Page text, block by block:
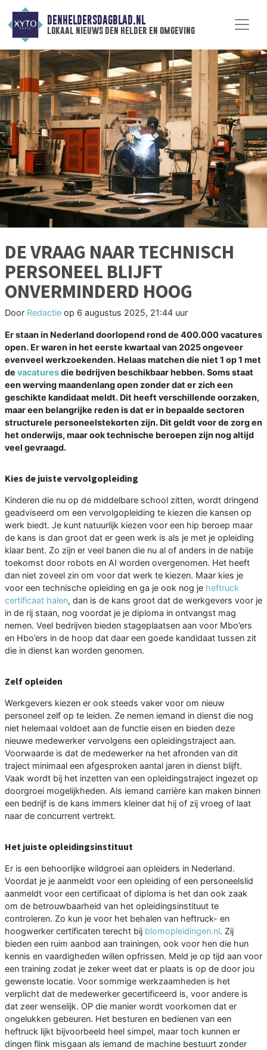
DENHELDERSDAGBLAD.NL
lokaal nieuws den helder en omgeving
DE VRAAG NAAR TECHNISCH
PERSONEEL BLIJFT
ONVERMINDERD HOOG
Door Redactie op 6 augustus 2025, 21:44 uur
Er staan in Nederland doorlopend rond de 400.000 vacatures
open. Er waren in het eerste kwartaal van 2025 ongeveer
evenveel werkzoekenden. Helaas matchen die niet 1 op 1 met
de vacaturesdie bedrijven beschikbaar hebben. Soms staat
een werving maandenlang open zonder dat er zich een
geschikte kandidaat meldt. Dit heeft verschillende oorzaken,
maar een belangrijke reden is dat er in bepaalde sectoren
structurele personeelstekorten zijn. Dit geldt voor de zorg en
het onderwijs, maar ook technische beroepen zijn nog altijd
veel gevraagd.
Kies de juiste vervolgopleiding
Kinderen die nu op de middelbare school zitten, wordt dringend
geadviseerd om een vervolgopleiding te kiezen die kansen op
werk biedt. Je kunt natuurlijk kiezen voor een hip beroep maar
de kans is dan groot dat er geen werk is als je met je opleiding
klaar bent. Zo zijn er veel banen die nu al of anders in de nabije
toekomst door robots en AI worden overgenomen. Het heeft
dan niet zoveel zin om voor dat werk te kiezen. Maar kies je
voor een technische opleiding en ga je ook nog je heftruck
certificaat halen, dan is de kans groot dat de werkgevers voor je
in de rij staan, nog voordat je je diploma in ontvangst mag
nemen. Veel bedrijven bieden stageplaatsen aan voor Mbo’ers
en Hbo’ers in de hoop dat daar een goede kandidaat tussen zit
die in dienst kan worden genomen.
Zelf opleiden
Werkgevers kiezen er ook steeds vaker voor om nieuw
personeel zelf op te leiden. Ze nemen iemand in dienst die nog
niet helemaal voldoet aan de functie eisen en bieden deze
nieuwe medewerker vervolgens een opleidingstraject aan.
Voorwaarde is dat de medewerker na het afronden van dit
traject minimaal een afgesproken aantal jaren in dienst blijft.
Vaak wordt bij het inzetten van een opleidingstraject ingezet op
doorgroei mogelijkheden. Als iemand carrière kan maken binnen
een bedrijf is de kans immers kleiner dat hij of zij vroeg of laat
naar de concurrent vertrekt.
Het juiste opleidingsinstituut
Er is een behoorlijke wildgroei aan opleiders in Nederland.
Voordat je je aanmeldt voor een opleiding of een personeelslid
aanmeldt voor een certificaat of diploma is het dan ook zaak
om de betrouwbaarheid van het opleidingsinstituut te
controleren. Zo kun je voor het behalen van heftruck- en
hoogwerker certificaten terecht bij blomopleidingen.nl. Zij
bieden een ruim aanbod aan trainingen, ook voor hen die hun
kennis en vaardigheden willen opfrissen. Meld je op tijd aan voor
een training zodat je zeker weet dat er plaats is op de door jou
gewenste locatie. Voor sommige werkzaamheden is het
verplicht dat de medewerker gecertificeerd is, voor andere is
dat zeer wenselijk. OP die manier wordt voorkomen dat er
ongelukken gebeuren. Het besturen en bedienen van een
heftruck lijkt bijvoorbeeld heel simpel, maar toch kunnen er
dingen flink misgaan als iemand de machine bestuurt zonder